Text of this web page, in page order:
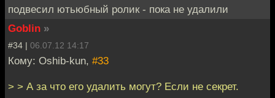
подвесил ютьюбный ролик - пока не удалили
Goblin »
#34 | 06.07.12 14:17
Кому: Oshib-kun, #33
> > А за что его удалить могут? Если не секрет.